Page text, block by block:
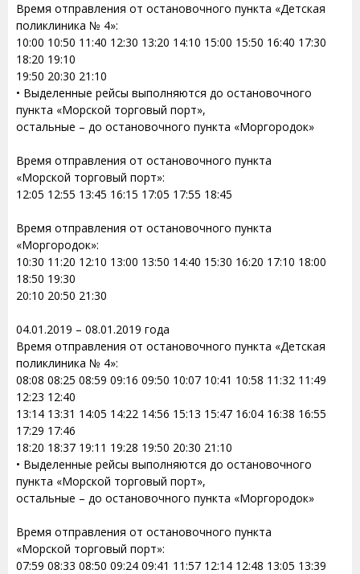
Время отправления от остановочного пункта «Детская
поликлиника № 4»:
10:00 10:50 11:40 12:30 13:20 14:10 15:00 15:50 16:40 17:30
18:20 19:10
19:50 20:30 21:10
• Выделенные рейсы выполняются до остановочного
пункта «Морской торговый порт»,
остальные – до остановочного пункта «Моргородок»
Время отправления от остановочного пункта
«Морской торговый порт»:
12:05 12:55 13:45 16:15 17:05 17:55 18:45
Время отправления от остановочного пункта
«Моргородок»:
10:30 11:20 12:10 13:00 13:50 14:40 15:30 16:20 17:10 18:00
18:50 19:30
20:10 20:50 21:30
04.01.2019 – 08.01.2019 года
Время отправления от остановочного пункта «Детская
поликлиника № 4»:
08:08 08:25 08:59 09:16 09:50 10:07 10:41 10:58 11:32 11:49
12:23 12:40
13:14 13:31 14:05 14:22 14:56 15:13 15:47 16:04 16:38 16:55
17:29 17:46
18:20 18:37 19:11 19:28 19:50 20:30 21:10
• Выделенные рейсы выполняются до остановочного
пункта «Морской торговый порт»,
остальные – до остановочного пункта «Моргородок»
Время отправления от остановочного пункта
«Морской торговый порт»:
07:59 08:33 08:50 09:24 09:41 11:57 12:14 12:48 13:05 13:39